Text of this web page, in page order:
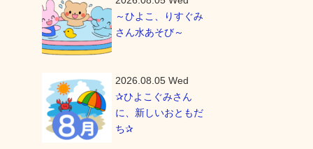
～ひよこ、りすぐみ
さん水あそび～
2026.08.05 Wed
✰ひよこぐみさん
に、新しいおともだ
ち✰